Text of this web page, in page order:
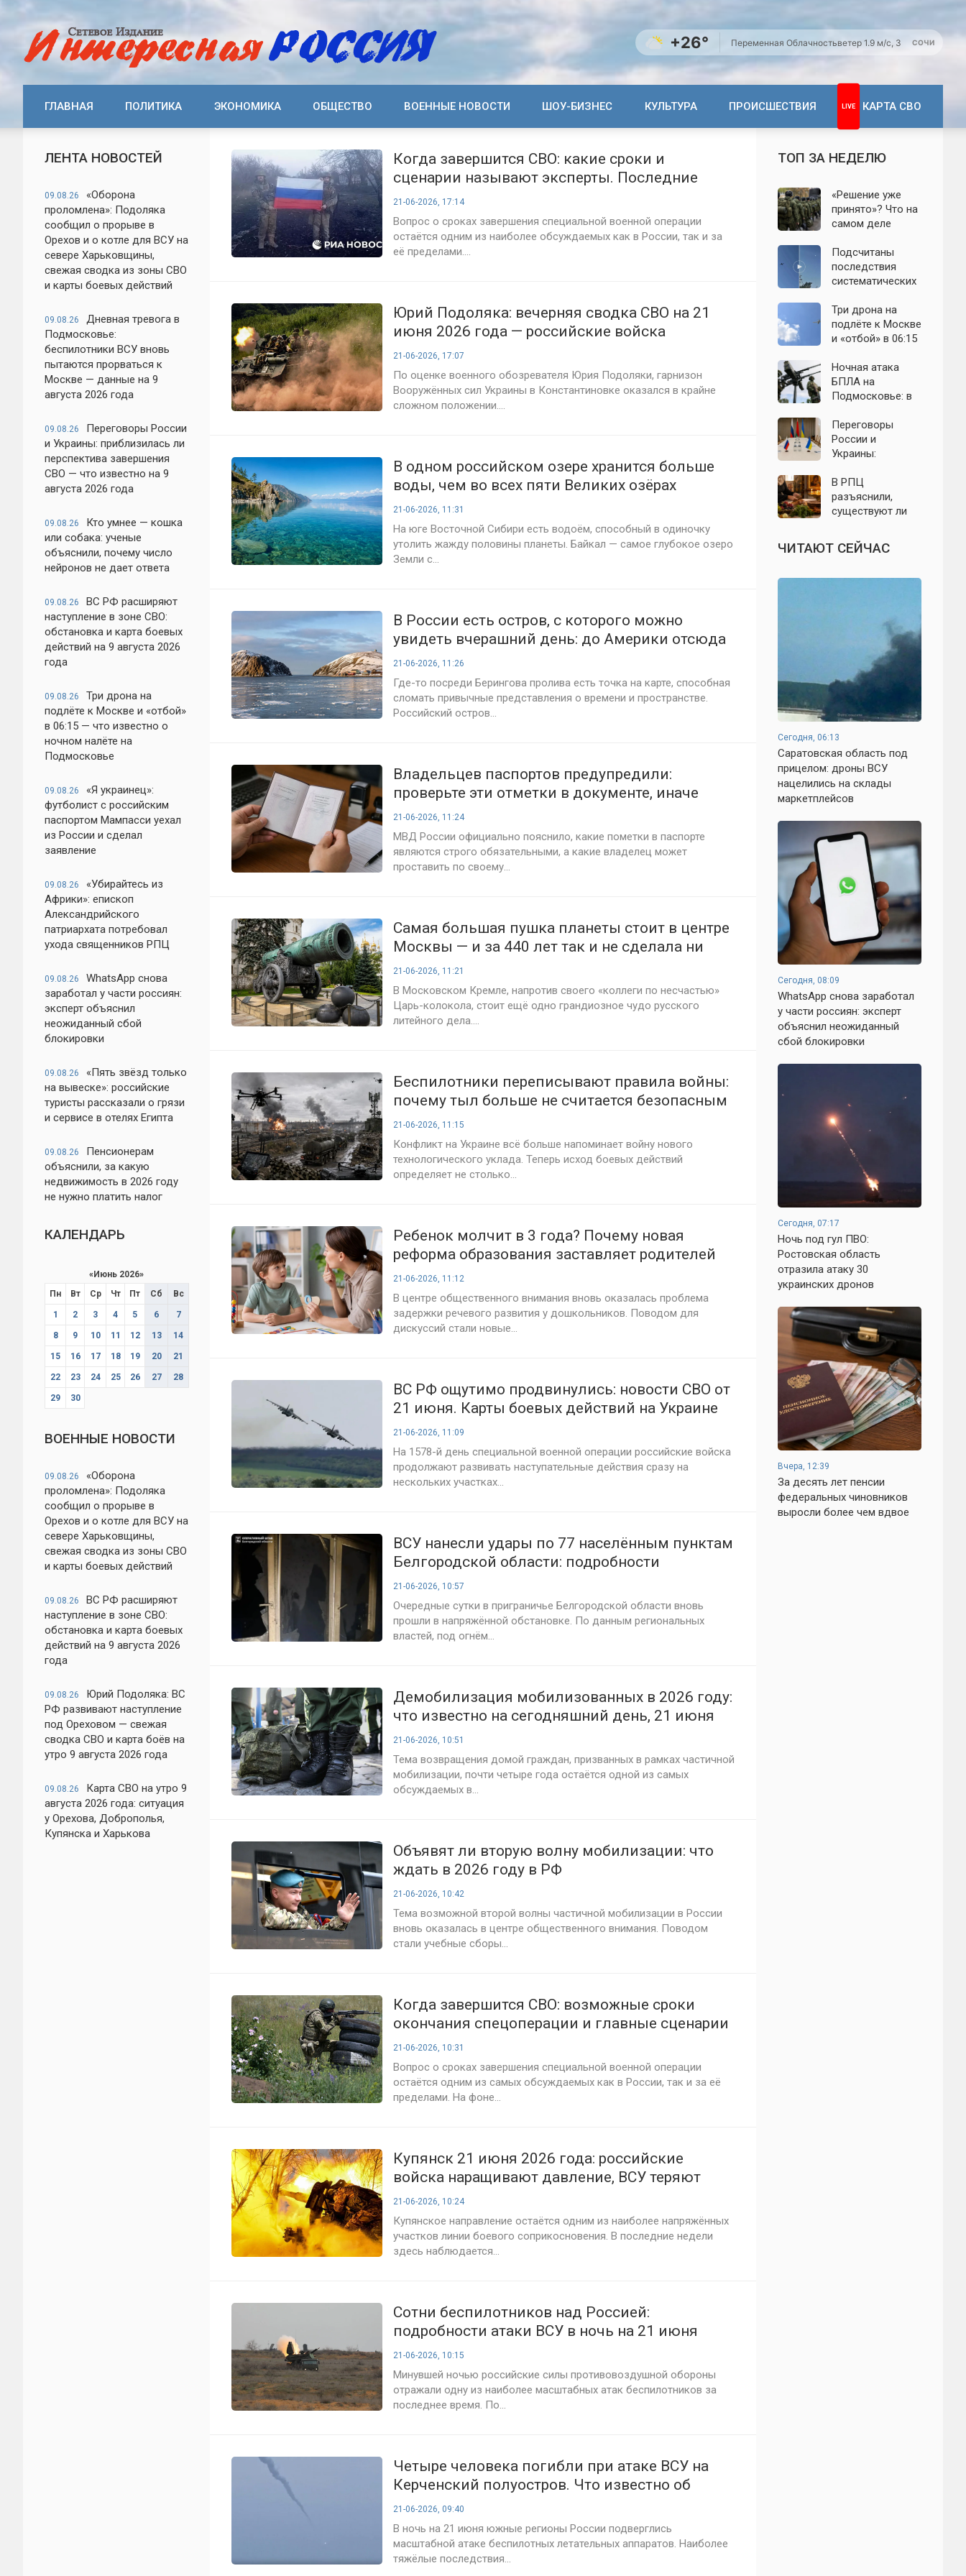
+26° Переменная Облачностьветер 1.9 м/с, З СОЧИ
ГЛАВНАЯ ПОЛИТИКА ЭКОНОМИКА ОБЩЕСТВО ВОЕННЫЕ НОВОСТИ ШОУ-БИЗНЕС КУЛЬТУРА ПРОИСШЕСТВИЯ КАРТА СВО
ЛЕНТА НОВОСТЕЙ
09.08.26
«Оборона
проломлена»: Подоляка
сообщил о прорыве в
Орехов и о котле для ВСУ на
севере Харьковщины,
свежая сводка из зоны СВО
и карты боевых действий
09.08.26
Дневная тревога в
Подмосковье:
беспилотники ВСУ вновь
пытаются прорваться к
Москве — данные на 9
августа 2026 года
09.08.26
Переговоры России
и Украины: приблизилась ли
перспектива завершения
СВО — что известно на 9
августа 2026 года
09.08.26
Кто умнее — кошка
или собака: ученые
объяснили, почему число
нейронов не дает ответа
09.08.26
ВС РФ расширяют
наступление в зоне СВО:
обстановка и карта боевых
действий на 9 августа 2026
года
09.08.26
Три дрона на
подлёте к Москве и «отбой»
в 06:15 — что известно о
ночном налёте на
Подмосковье
09.08.26
«Я украинец»:
футболист с российским
паспортом Мампасси уехал
из России и сделал
заявление
09.08.26
«Убирайтесь из
Африки»: епископ
Александрийского
патриархата потребовал
ухода священников РПЦ
09.08.26
WhatsApp снова
заработал у части россиян:
эксперт объяснил
неожиданный сбой
блокировки
09.08.26
«Пять звёзд только
на вывеске»: российские
туристы рассказали о грязи
и сервисе в отелях Египта
09.08.26
Пенсионерам
объяснили, за какую
недвижимость в 2026 году
не нужно платить налог
КАЛЕНДАРЬ
«Июнь 2026»
Пн
Вт Ср Чт Пт Сб Вс
1 2 3 4 5 6 7
8 9 10 11 12 13 14
15 16 17 18 19 20 21
22 23 24 25 26 27 28
29 30
ВОЕННЫЕ НОВОСТИ
09.08.26
«Оборона
проломлена»: Подоляка
сообщил о прорыве в
Орехов и о котле для ВСУ на
севере Харьковщины,
свежая сводка из зоны СВО
и карты боевых действий
09.08.26
ВС РФ расширяют
наступление в зоне СВО:
обстановка и карта боевых
действий на 9 августа 2026
года
09.08.26
Юрий Подоляка: ВС
РФ развивают наступление
под Ореховом — свежая
сводка СВО и карта боёв на
утро 9 августа 2026 года
09.08.26
Карта СВО на утро 9
августа 2026 года: ситуация
у Орехова, Доброполья,
Купянска и Харькова
Когда завершится СВО: какие сроки и
сценарии называют эксперты. Последние
прогнозы на 21 июня 2026 года
21-06-2026, 17:14
Вопрос о сроках завершения специальной военной операции
остаётся одним из наиболее обсуждаемых как в России, так и за
её пределами....
Юрий Подоляка: вечерняя сводка СВО на 21
июня 2026 года — российские войска
завершают разгром обороны ВСУ в
Константиновке
21-06-2026, 17:07
По оценке военного обозревателя Юрия Подоляки, гарнизон
Вооружённых сил Украины в Константиновке оказался в крайне
сложном положении....
В одном российском озере хранится больше
воды, чем во всех пяти Великих озёрах
Северной Америки вместе взятых
21-06-2026, 11:31
На юге Восточной Сибири есть водоём, способный в одиночку
утолить жажду половины планеты. Байкал — самое глубокое озеро
Земли с...
В России есть остров, с которого можно
увидеть вчерашний день: до Америки отсюда
всего 4 километра
21-06-2026, 11:26
Где-то посреди Берингова пролива есть точка на карте, способная
сломать привычные представления о времени и пространстве.
Российский остров...
Владельцев паспортов предупредили:
проверьте эти отметки в документе, иначе
проблемы
21-06-2026, 11:24
МВД России официально пояснило, какие пометки в паспорте
являются строго обязательными, а какие владелец может
проставить по своему...
Самая большая пушка планеты стоит в центре
Москвы — и за 440 лет так и не сделала ни
единого выстрела
21-06-2026, 11:21
В Московском Кремле, напротив своего «коллеги по несчастью»
Царь-колокола, стоит ещё одно грандиозное чудо русского
литейного дела....
Беспилотники переписывают правила войны:
почему тыл больше не считается безопасным
21-06-2026, 11:15
Конфликт на Украине всё больше напоминает войну нового
технологического уклада. Теперь исход боевых действий
определяет не столько...
Ребенок молчит в 3 года? Почему новая
реформа образования заставляет родителей
паниковать
21-06-2026, 11:12
В центре общественного внимания вновь оказалась проблема
задержки речевого развития у дошкольников. Поводом для
дискуссий стали новые...
ВС РФ ощутимо продвинулись: новости СВО от
21 июня. Карты боевых действий на Украине
сегодня, военная сводка, 1578-й день
спецоперации
21-06-2026, 11:09
На 1578-й день специальной военной операции российские войска
продолжают развивать наступательные действия сразу на
нескольких участках...
ВСУ нанесли удары по 77 населённым пунктам
Белгородской области: подробности
обстрелов на 21 июня 2026 года
21-06-2026, 10:57
Очередные сутки в приграничье Белгородской области вновь
прошли в напряжённой обстановке. По данным региональных
властей, под огнём...
Демобилизация мобилизованных в 2026 году:
что известно на сегодняшний день, 21 июня
21-06-2026, 10:51
Тема возвращения домой граждан, призванных в рамках частичной
мобилизации, почти четыре года остаётся одной из самых
обсуждаемых в...
Объявят ли вторую волну мобилизации: что
ждать в 2026 году в РФ
21-06-2026, 10:42
Тема возможной второй волны частичной мобилизации в России
вновь оказалась в центре общественного внимания. Поводом
стали учебные сборы...
Когда завершится СВО: возможные сроки
окончания спецоперации и главные сценарии
развития событий на 21 июня 2026 года
21-06-2026, 10:31
Вопрос о сроках завершения специальной военной операции
остаётся одним из самых обсуждаемых как в России, так и за её
пределами. На фоне...
Купянск 21 июня 2026 года: российские
войска наращивают давление, ВСУ теряют
позиции на подступах к городу
21-06-2026, 10:24
Купянское направление остаётся одним из наиболее напряжённых
участков линии боевого соприкосновения. В последние недели
здесь наблюдается...
Сотни беспилотников над Россией:
подробности атаки ВСУ в ночь на 21 июня
21-06-2026, 10:15
Минувшей ночью российские силы противовоздушной обороны
отражали одну из наиболее масштабных атак беспилотников за
последнее время. По...
Четыре человека погибли при атаке ВСУ на
Керченский полуостров. Что известно об
ударах БПЛА по Крыму и Краснодарскому
краю
21-06-2026, 09:40
В ночь на 21 июня южные регионы России подверглись
масштабной атаке беспилотных летательных аппаратов. Наиболее
тяжёлые последствия...
ТОП ЗА НЕДЕЛЮ
«Решение уже
принято»? Что на
самом деле
мобилизации
осенью 2026
года. Указ № 419,
канал и осенние
выборы: откуда
растут слухи о
Подсчитаны
последствия
систематических
Ленинградскую
область: что
известно к 7
Три дрона на
подлёте к Москве
и «отбой» в 06:15
ночном налёте на
Подмосковье
Ночная атака
БПЛА на
Подмосковье: в
округе сбиты
воздушные цели
Переговоры
России и
Украины:
перспектива
завершения СВО
— что известно
В РПЦ
разъяснили,
существуют ли
которые
православным
ЧИТАЮТ СЕЙЧАС
Сегодня, 06:13
Саратовская область под
прицелом: дроны ВСУ
нацелились на склады
маркетплейсов
Сегодня, 08:09
WhatsApp снова заработал
у части россиян: эксперт
объяснил неожиданный
сбой блокировки
Сегодня, 07:17
Ночь под гул ПВО:
Ростовская область
отразила атаку 30
украинских дронов
Вчера, 12:39
За десять лет пенсии
федеральных чиновников
выросли более чем вдвое